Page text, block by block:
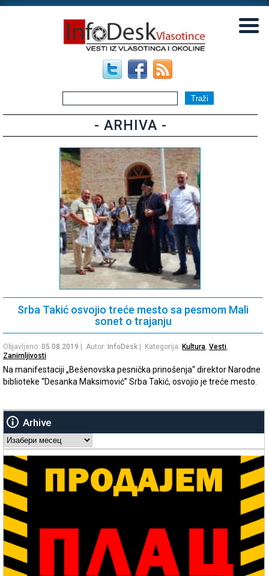
- ARHIVA -
Srba Takić osvojio treće mesto sa pesmom Mali
sonet o trajanju
Objavljeno: 05.08.2019 | Autor: InfoDesk | Kategorija: Kultura, Vesti,
Zanimljivosti
Na manifestaciji „Bešenovska pesnička prinošenja“ direktor Narodne
biblioteke “Desanka Maksimović” Srba Takić, osvojio je treće mesto.
Arhive
Arhive